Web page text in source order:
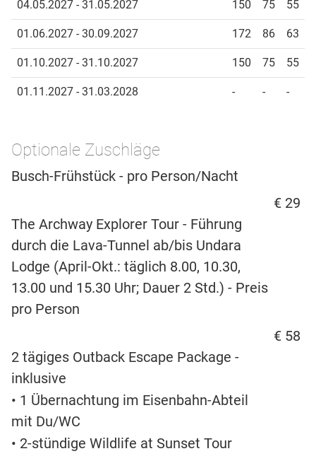
04.05.2027 - 31.05.2027 150 75 55
01.06.2027 - 30.09.2027 172 86 63
01.10.2027 - 31.10.2027 150 75 55
01.11.2027 - 31.03.2028 - - -
Optionale Zuschläge
Busch-Frühstück - pro Person/Nacht
€ 29
The Archway Explorer Tour - Führung
durch die Lava-Tunnel ab/bis Undara
Lodge (April-Okt.: täglich 8.00, 10.30,
13.00 und 15.30 Uhr; Dauer 2 Std.) - Preis
pro Person
€ 58
2 tägiges Outback Escape Package -
inklusive
• 1 Übernachtung im Eisenbahn-Abteil
mit Du/WC
• 2-stündige Wildlife at Sunset Tour